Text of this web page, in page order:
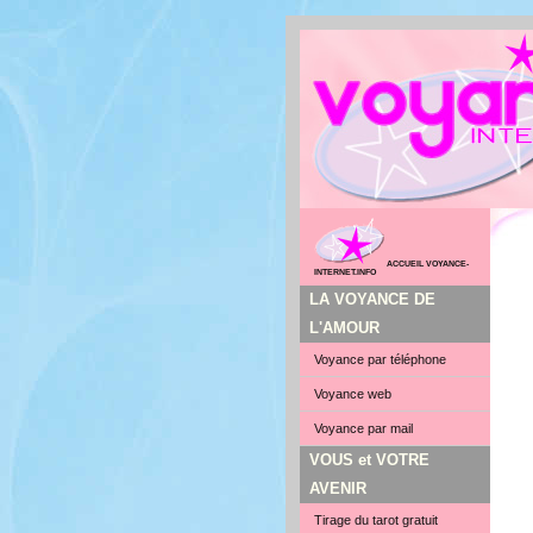
ACCUEIL VOYANCE-
INTERNET.INFO
LA VOYANCE DE
L'AMOUR
Voyance par téléphone
Voyance web
Voyance par mail
VOUS et VOTRE
AVENIR
Tirage du tarot gratuit